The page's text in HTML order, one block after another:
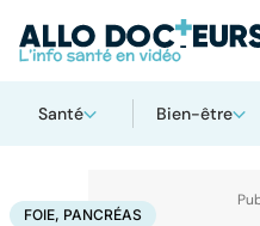
Santé Bien-être
AccueilSantéFoie, pancréas
FOIE, PANCRÉAS